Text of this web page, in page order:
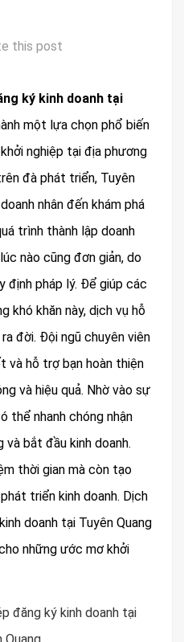
this post
ký kinh doanh tại
một lựa chọn phổ biến
nghiệp tại địa phương
đà phát triển, Tuyên
nhân đến khám phá
trình thành lập doanh
nào cũng đơn giản, do
pháp lý. Để giúp các
khó khăn này, dịch vụ hỗ
đời. Đội ngũ chuyên viên
và hỗ trợ bạn hoàn thiện
và hiệu quả. Nhờ vào sự
thể nhanh chóng nhận
bắt đầu kinh doanh.
thời gian mà còn tạo
triển kinh doanh. Dịch
doanh tại Tuyên Quang
những ước mơ khởi